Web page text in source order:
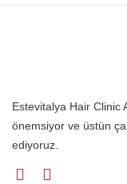
Estevitalya Hair Clinic
önemsiyor ve üstün
ediyoruz.